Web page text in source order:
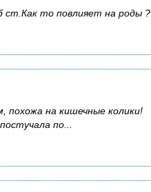
ст.Как то повлияет на роды ?
похожа на кишечные колики!
по...